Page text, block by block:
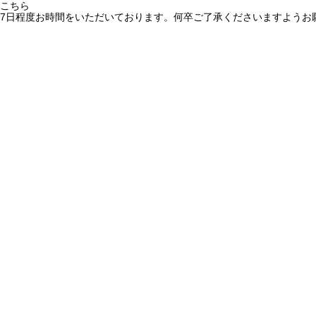
ちら
程度お時間をいただいております。何卒ご了承くださいますようお